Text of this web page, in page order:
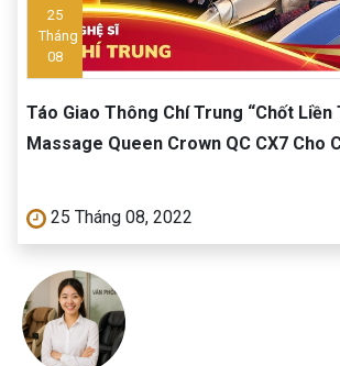
25
Tháng
08
Táo Giao Thông Chí Trung “Chốt Liền
Massage Queen Crown QC CX7 Cho
25 Tháng 08, 2022